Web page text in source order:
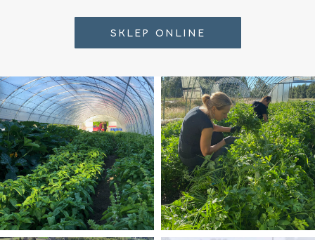
SKLEP ONLINE